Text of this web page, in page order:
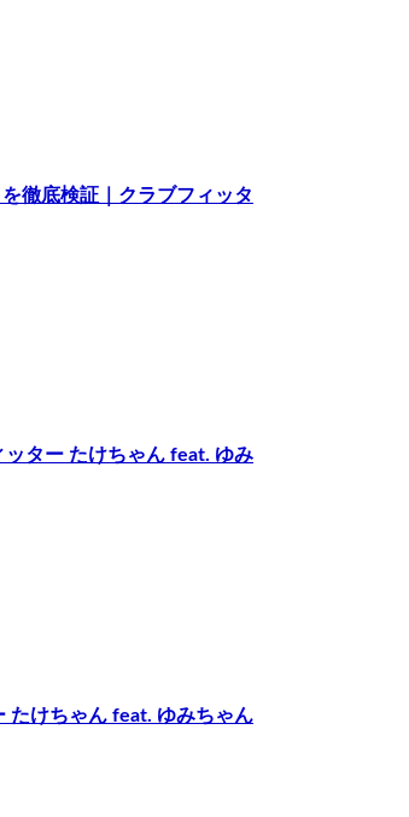
徹底検証｜クラブフィッタ
ター たけちゃん feat. ゆみ
たけちゃん feat. ゆみちゃん